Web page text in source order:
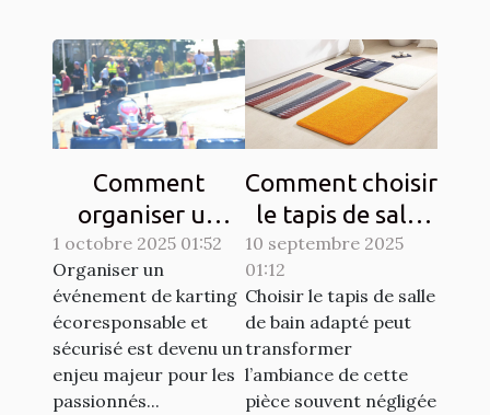
Comment
organiser un
événement de
karting
écoresponsable
et sécurisé?
1 octobre 2025 01:52
Organiser un
événement de karting
écoresponsable et
sécurisé est devenu un
enjeu majeur pour les
passionnés...
Comment choisir
le tapis de salle
de bain idéal
pour votre
espace ?
10 septembre 2025
01:12
Choisir le tapis de salle
de bain adapté peut
transformer
l’ambiance de cette
pièce souvent négligée